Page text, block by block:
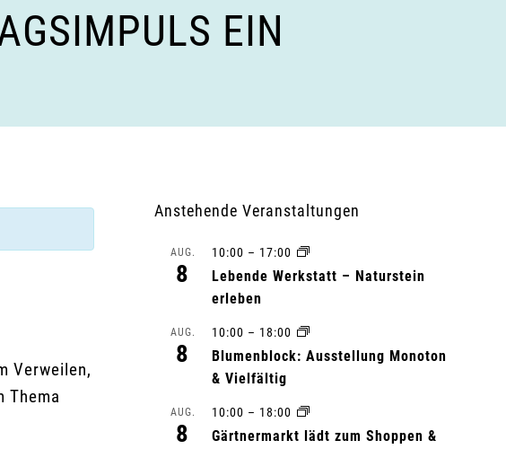
EIN
Verweilen,
Thema
Anstehende Veranstaltungen
AUG.
8
10:00 – 17:00
Lebende Werkstatt – Naturstein
erleben
AUG.
8
10:00 – 18:00
Blumenblock: Ausstellung Monoton
& Vielfältig
AUG.
8
10:00 – 18:00
Gärtnermarkt lädt zum Shoppen &